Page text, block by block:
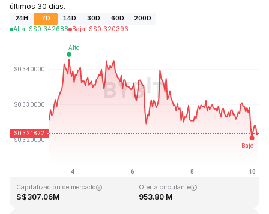
últimos 30 días.
24H 7D 14D 30D 60D
200D
Alta: S$0.342688 Baja: S$0.320396
Capitalización de mercado
S$307.06M
Oferta circulante
953.80 M